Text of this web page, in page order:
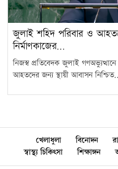
জুলাই শহিদ পরিবার ও
নির্মাণকাজের…
নিজস্ব প্রতিবেদক জুলাই
আহতদের জন্য স্থায়ী আবাসন
খেলাধুলা বিনোদন
স্বাস্থ্য চিকিৎসা
শিক্ষাঙ্গন